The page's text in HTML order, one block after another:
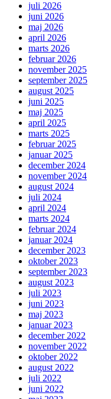
juli 2026
juni 2026
maj 2026
april 2026
marts 2026
februar 2026
november 2025
september 2025
august 2025
juni 2025
maj 2025
april 2025
marts 2025
februar 2025
januar 2025
december 2024
november 2024
august 2024
juli 2024
april 2024
marts 2024
februar 2024
januar 2024
december 2023
oktober 2023
september 2023
august 2023
juli 2023
juni 2023
maj 2023
januar 2023
december 2022
november 2022
oktober 2022
august 2022
juli 2022
juni 2022